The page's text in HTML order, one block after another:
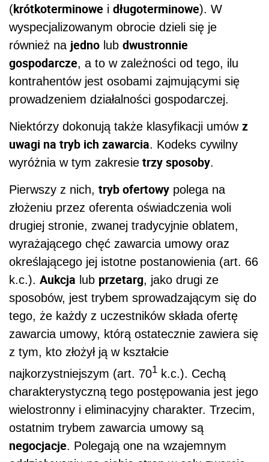
(krótkoterminowe i długoterminowe). W
wyspecjalizowanym obrocie dzieli się je
również na jedno lub dwustronnie
gospodarcze, a to w zależności od tego, ilu
kontrahentów jest osobami zajmującymi się
prowadzeniem działalności gospodarczej.
Niektórzy dokonują także klasyfikacji umów z
uwagi na tryb ich zawarcia. Kodeks cywilny
wyróżnia w tym zakresie trzy sposoby.
Pierwszy z nich, tryb ofertowy polega na
złożeniu przez oferenta oświadczenia woli
drugiej stronie, zwanej tradycyjnie oblatem,
wyrażającego chęć zawarcia umowy oraz
określającego jej istotne postanowienia (art. 66
k.c.). Aukcja lub przetarg, jako drugi ze
sposobów, jest trybem sprowadzającym się do
tego, że każdy z uczestników składa ofertę
zawarcia umowy, którą ostatecznie zawiera się
z tym, kto złożył ją w kształcie
najkorzystniejszym (art. 701 k.c.). Cechą
charakterystyczną tego postępowania jest jego
wielostronny i eliminacyjny charakter. Trzecim,
ostatnim trybem zawarcia umowy są
negocjacje. Polegają one na wzajemnym